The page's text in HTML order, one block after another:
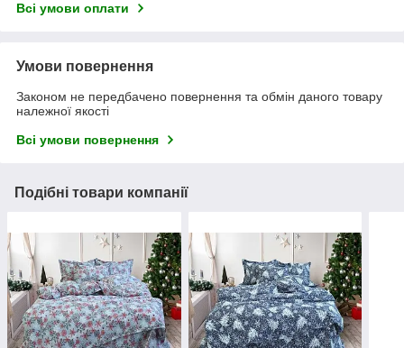
Всі умови оплати
Умови повернення
Законом не передбачено повернення та обмін даного товару
належної якості
Всі умови повернення
Подібні товари компанії